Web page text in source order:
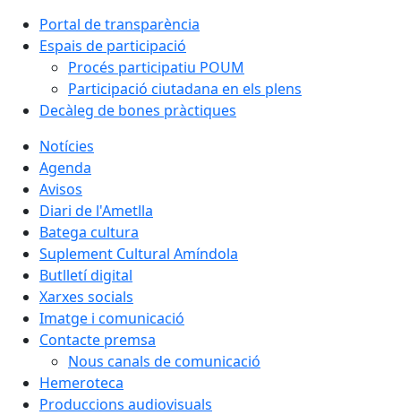
Portal de transparència
Espais de participació
Procés participatiu POUM
Participació ciutadana en els plens
Decàleg de bones pràctiques
Notícies
Agenda
Avisos
Diari de l'Ametlla
Batega cultura
Suplement Cultural Amíndola
Butlletí digital
Xarxes socials
Imatge i comunicació
Contacte premsa
Nous canals de comunicació
Hemeroteca
Produccions audiovisuals